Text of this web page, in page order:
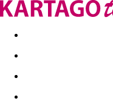
Last minute